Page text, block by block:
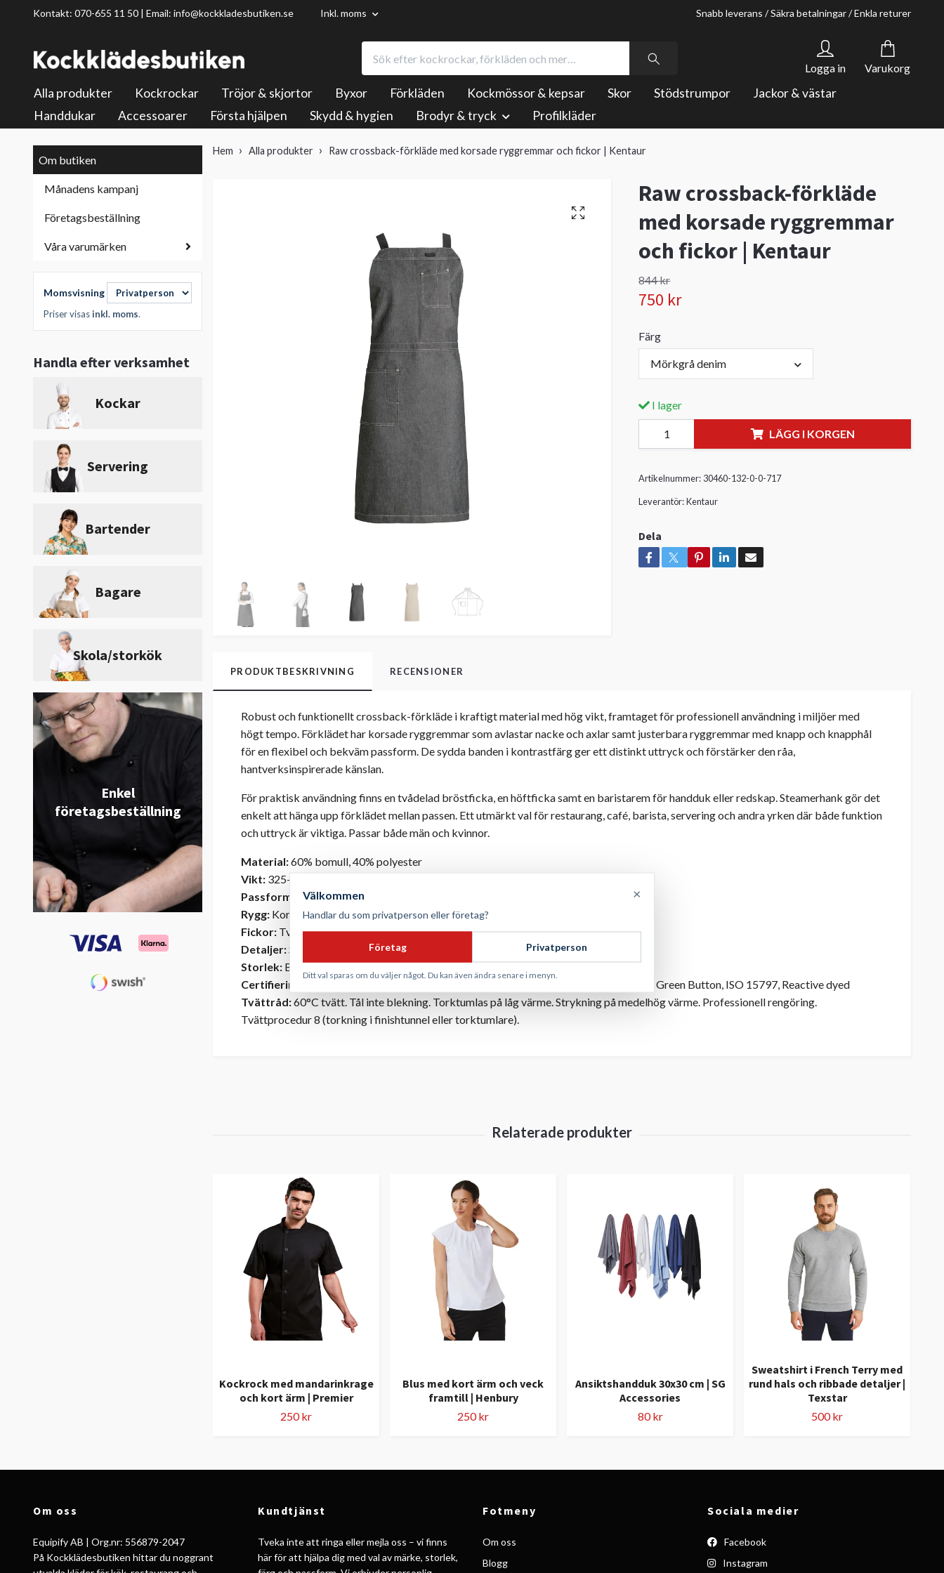
Kontakt: 070-655 11 50 | Email: info@kockkladesbutiken.se Inkl. moms Snabb leverans / Säkra betalningar / Enkla returer
Logga in Varukorg
Alla produkter Kockrockar Tröjor & skjortor Byxor Förkläden Kockmössor & kepsar Skor Stödstrumpor
Jackor & västar
Handdukar
Accessoarer Första hjälpen Skydd & hygien Brodyr & tryck Profilkläder
Om butiken
Månadens kampanj
Företagsbeställning
Våra varumärken
Momsvisning
Priser visasinkl. moms.
Handla efter verksamhet
Kockar
Servering
Bartender
Bagare
Skola/storkök
Enkel
företagsbeställning
Hem Alla produkter Raw crossback-förkläde med korsade ryggremmar och fickor | Kentaur
Raw crossback-förkläde
med korsade ryggremmar
och fickor | Kentaur
844 kr
750 kr
Färg
Mörkgrå denim
I lager
LÄGG I KORGEN
Artikelnummer: 30460-132-0-0-717
Leverantör: Kentaur
Dela
PRODUKTBESKRIVNING RECENSIONER
Robust och funktionellt crossback-förkläde i kraftigt material med hög vikt, framtaget för professionell användning i miljöer med
högt tempo. Förklädet har korsade ryggremmar som avlastar nacke och axlar samt justerbara ryggremmar med knapp och knapphål
för en flexibel och bekväm passform. De sydda banden i kontrastfärg ger ett distinkt uttryck och förstärker den råa,
hantverksinspirerade känslan.
För praktisk användning finns en tvådelad bröstficka, en höftficka samt en baristarem för handduk eller redskap. Steamerhank gör det
enkelt att hänga upp förklädet mellan passen. Ett utmärkt val för restaurang, café, barista, servering och andra yrken där både funktion
och uttryck är viktiga. Passar både män och kvinnor.
Material:60% bomull, 40% polyester
Vikt: 325-360 g/m²
Passform:
Unisex
Rygg: Korsade, justerbara ryggremmar med knapp och knapphål
Fickor: Tvådelad bröstficka, höftficka (H 18 cm × B 14 cm)
Detaljer:Sydda band i kontrastfärg, baristarem, steamerhank
Storlek: B 70 cm × H 94 cm
Certifieringar:
OEKO-TEX® Standard 100 (1676-235), OEKO-TEX® Made in Green, Green Button, ISO 15797, Reactive dyed
Tvättråd:60°C tvätt. Tål inte blekning. Torktumlas på låg värme. Strykning på medelhög värme. Professionell rengöring.
Tvättprocedur 8 (torkning i finishtunnel eller torktumlare).
Kockrock med mandarinkrage
och kort ärm | Premier
250 kr
Blus med kort ärm och veck
framtill | Henbury
250 kr
Ansiktshandduk 30x30 cm | SG
Accessories
80 kr
Sweatshirt i French Terry med
rund hals och ribbade detaljer |
Texstar
500 kr
Om oss
Equipify AB | Org.nr: 556879-2047
På Kockklädesbutiken hittar du noggrant
Kundtjänst
Tveka inte att ringa eller mejla oss – vi finns
här för att hjälpa dig med val av märke, storlek,
Fotmeny
Om oss
Blogg
Sociala medier
Facebook
Instagram
Välkommen ×
Handlar du som privatperson eller företag?
Företag Privatperson
Ditt val sparas om du väljer något. Du kan även ändra senare i menyn.